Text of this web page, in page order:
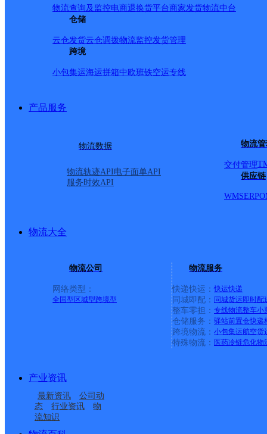
物流查询及监控电商退换货平台商家发货物流中台
仓储
云仓发货云仓调拨物流监控发货管理
跨境
小包集运海运拼箱中欧班铁空运专线
产品服务
物流数据
物流轨迹API电子面单API
服务时效API
物流
交付管理
供应链
WMSERP
物流大全
物流公司
网络类型：
全国型 区域型跨境型
物流服务
快递快运： 快运快递
同城即配： 同城货运即时配
整车零担： 专线物流整车小
仓储服务： 驿站前置仓快递
跨境物流： 小包集运航空货
特殊物流： 医药冷链危化物
产业资讯
最新资讯
公司动
态
行业资讯
物
流知识
河北邯郸公司鸡泽县滨
河便民服务站分部
鸡泽县浮图店乡合作点